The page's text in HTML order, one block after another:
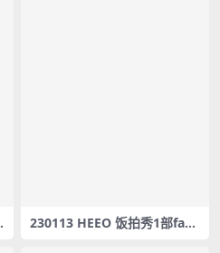
230113 HEEO 饭拍秀1部fanc